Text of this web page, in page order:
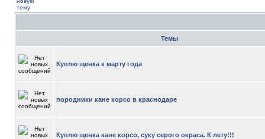
Темы
Куплю щенка к марту года
породники кане корсо в краснодаре
Куплю щенка кане корсо, суку серого окраса. К лету!!!